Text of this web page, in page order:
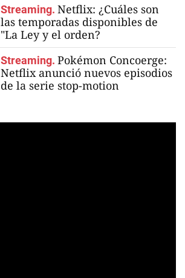
Streaming. Netflix: ¿Cuáles son
las temporadas disponibles de
"La Ley y el orden?
Streaming. Pokémon Concoerge:
Netflix anunció nuevos episodios
de la serie stop-motion